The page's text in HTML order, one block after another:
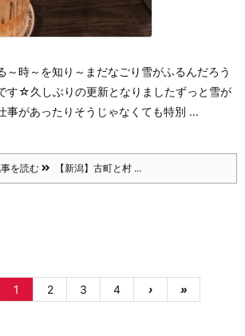
～時～を知り～ まだなごり雪がふるんだろう
す☆久しぶりの更新となりましたずっと雪が
事があったり そうじゃなくても特別 ...
を読む 【新潟】古町と村 ...
1 2 3 4 › »